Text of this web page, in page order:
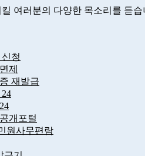
여러분의 다양한 목소리를 듣습
청
제
재발급
개포털
원사무편람